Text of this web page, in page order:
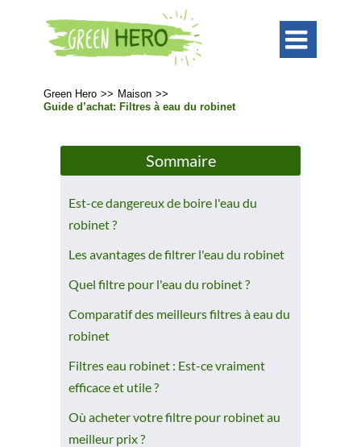

Green Hero >> Maison >>
Guide d’achat: Filtres à eau du robinet
Sommaire
Est-ce dangereux de boire l'eau du
robinet ?
Les avantages de filtrer l'eau du robinet
Quel filtre pour l'eau du robinet ?
Comparatif des meilleurs filtres à eau du
robinet
Filtres eau robinet : Est-ce vraiment
efficace et utile ?
Où acheter votre filtre pour robinet au
meilleur prix ?